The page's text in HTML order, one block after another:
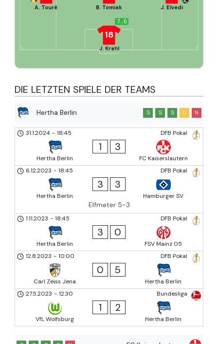
7.6
18
J. Krahl
A. Touré B. Tomiak J. Elvedi
DIE LETZTEN SPIELE DER TEAMS
Hertha Berlin S S S U N
DFB Pokal
31.1.2024 - 18:45
Hertha Berlin
1 3
FC Kaiserslautern
DFB Pokal
6.12.2023 - 18:45
Hertha Berlin
3 3
Hamburger SV
Elfmeter 5-3
DFB Pokal
1.11.2023 - 18:45
Hertha Berlin
3 0
FSV Mainz 05
DFB Pokal
12.8.2023 - 10:00
Carl Zeiss Jena
0 5
Hertha Berlin
Bundesliga
27.5.2023 - 12:30
VfL Wolfsburg
1 2
Hertha Berlin